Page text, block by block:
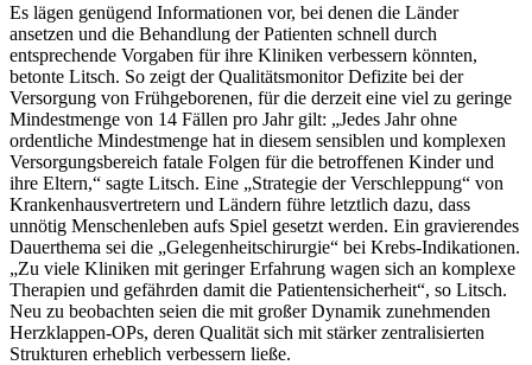
Es lägen genügend Informationen vor, bei denen die Länder
ansetzen und die Behandlung der Patienten schnell durch
entsprechende Vorgaben für ihre Kliniken verbessern könnten,
betonte Litsch. So zeigt der Qualitätsmonitor Defizite bei der
Versorgung von Frühgeborenen, für die derzeit eine viel zu geringe
Mindestmenge von 14 Fällen pro Jahr gilt: „Jedes Jahr ohne
ordentliche Mindestmenge hat in diesem sensiblen und komplexen
Versorgungsbereich fatale Folgen für die betroffenen Kinder und
ihre Eltern,“ sagte Litsch. Eine „Strategie der Verschleppung“ von
Krankenhausvertretern und Ländern führe letztlich dazu, dass
unnötig Menschenleben aufs Spiel gesetzt werden. Ein gravierendes
Dauerthema sei die „Gelegenheitschirurgie“ bei Krebs-Indikationen.
„Zu viele Kliniken mit geringer Erfahrung wagen sich an komplexe
Therapien und gefährden damit die Patientensicherheit“, so Litsch.
Neu zu beobachten seien die mit großer Dynamik zunehmenden
Herzklappen-OPs, deren Qualität sich mit stärker zentralisierten
Strukturen erheblich verbessern ließe.